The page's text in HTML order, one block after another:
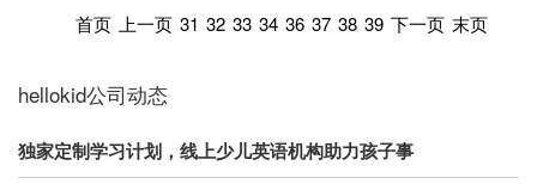
首页 上一页 31 32 33 34 36 37 38 39 下一页 末页
hellokid公司动态
独家定制学习计划，线上少儿英语机构助力孩子事